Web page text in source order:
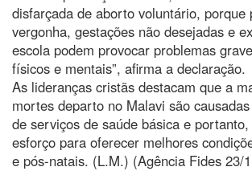
disfarçada de aborto voluntário, porque
vergonha, gestações não desejadas e
escola podem provocar problemas
físicos e mentais”, afirma a declaração.
As lideranças cristãs destacam que a
mortes departo no Malavi são
de serviços de saúde básica e
esforço para oferecer melhores
e pós-natais. (L.M.) (Agência Fides 23/